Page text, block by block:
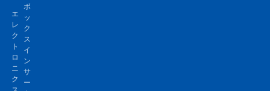
エ
レ
ク
ト
ロ
ニ
ク
ボ
ッ
ク
ス
イ
ン
サ
ー